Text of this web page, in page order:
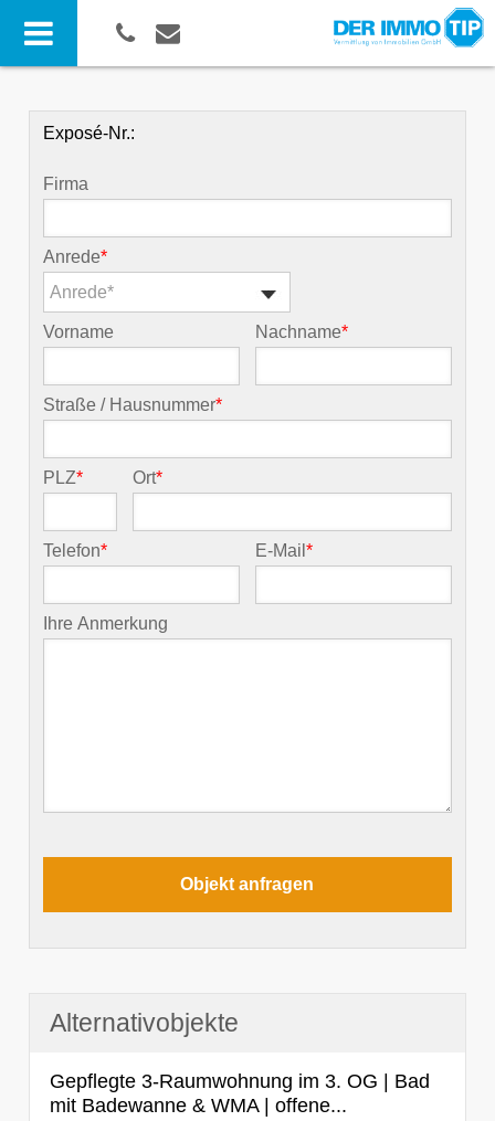
Exposé-Nr.:
Firma
Anrede*
Anrede*
Vorname Nachname*
Straße / Hausnummer*
PLZ* Ort*
Telefon* E-Mail*
Ihre Anmerkung
Alternativobjekte
Gepflegte 3-Raumwohnung im 3. OG | Bad
mit Badewanne & WMA | offene...